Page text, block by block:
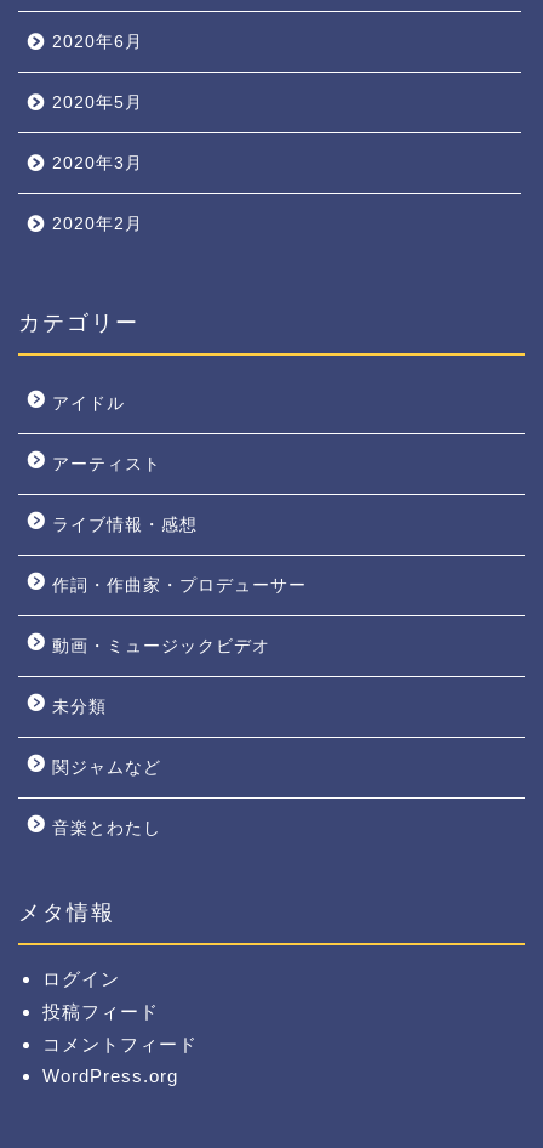
2020年6月
2020年5月
2020年3月
2020年2月
カテゴリー
アイドル
アーティスト
ライブ情報・感想
作詞・作曲家・プロデューサー
動画・ミュージックビデオ
未分類
関ジャムなど
音楽とわたし
メタ情報
ログイン
投稿フィード
コメントフィード
WordPress.org